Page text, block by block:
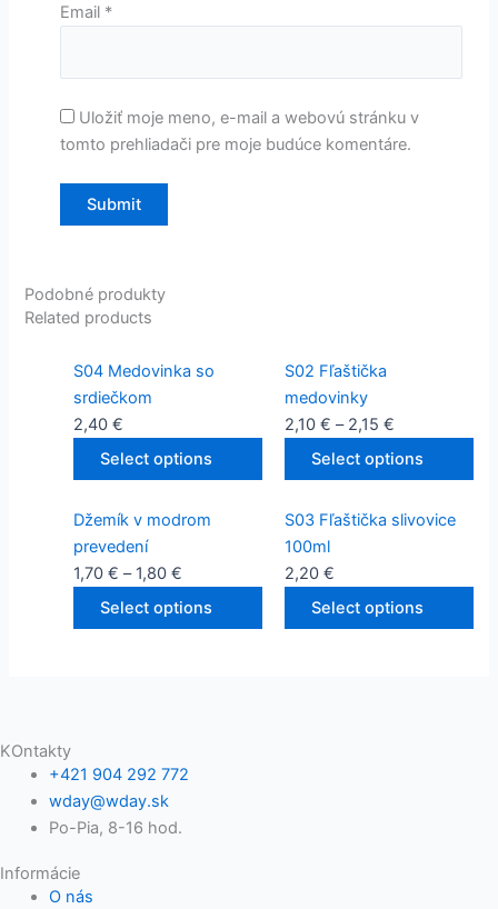
Email *
Uložiť moje meno, e-mail a webovú stránku v
tomto prehliadači pre moje budúce komentáre.
Podobné produkty
Related products
S04 Medovinka so
srdiečkom
2,40€
Select options
S02 Fľaštička
medovinky
2,10 € – 2,15 €
Select options
Džemík v modrom
prevedení
1,70€ – 1,80€
Select options
S03 Fľaštička slivovice
100ml
2,20 €
Select options
KOntakty
+421 904 292 772
wday@wday.sk
Po-Pia, 8-16 hod.
Informácie
O nás